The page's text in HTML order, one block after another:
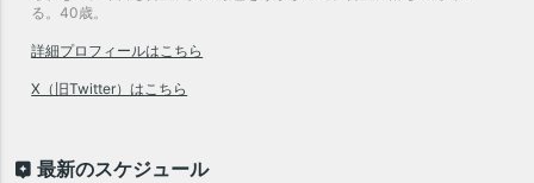
る。40歳。
詳細プロフィールはこちら
X（旧Twitter）はこちら
最新のスケジュール